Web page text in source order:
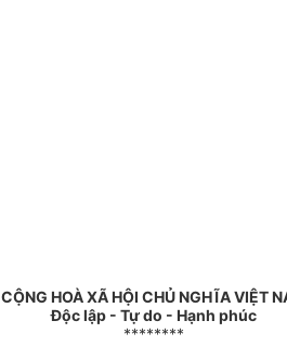
CỘNG HOÀ XÃ HỘI CHỦ NGHĨA VIỆT
Độc lập - Tự do - Hạnh phúc
********